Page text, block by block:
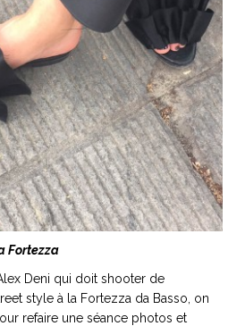
Fortezza
Deni qui doit shooter de
style à la Fortezza da Basso, on
refaire une séance photos et